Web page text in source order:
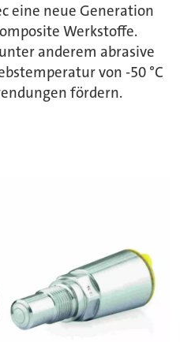
eine neue Generation
Werkstoffe.
anderem abrasive
von -50 °C
fördern.